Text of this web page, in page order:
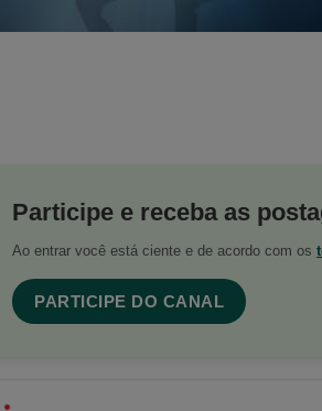
Participe e receba as
Ao entrar você está ciente e de acordo com os
PARTICIPE DO CANAL